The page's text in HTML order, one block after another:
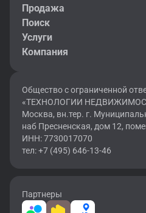
Продажа
Поиск
Услуги
Компания
Общество с ограниченной
«ТЕХНОЛОГИИ
Москва, вн.тер. г.
наб Пресненская, дом 12,
ИНН: 7730017070
тел: +7 (495) 646-13-46
Партнеры